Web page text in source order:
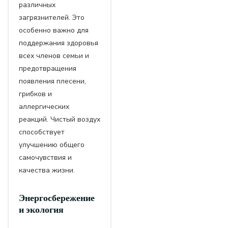
различных
загрязнителей. Это
особенно важно для
поддержания здоровья
всех членов семьи и
предотвращения
появления плесени,
грибков и
аллергических
реакций. Чистый воздух
способствует
улучшению общего
самочувствия и
качества жизни.
Энергосбережение
и экология